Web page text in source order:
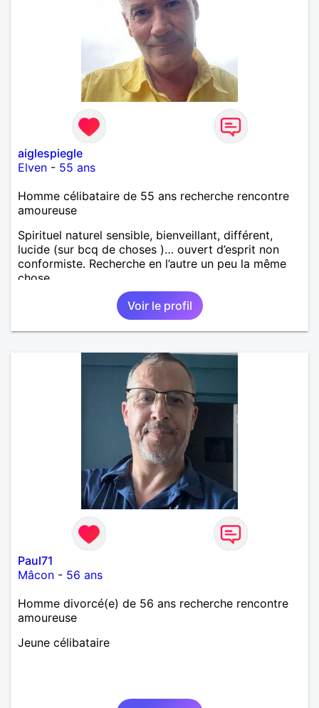
aiglespiegle
Elven - 55 ans
Homme célibataire de 55 ans recherche rencontre
amoureuse
Spirituel naturel sensible, bienveillant, différent,
lucide (sur bcq de choses )… ouvert d’esprit non
conformiste. Recherche en l’autre un peu la même
chose…
Voir le profil
Paul71
Mâcon - 56 ans
Homme divorcé(e) de 56 ans recherche rencontre
amoureuse
Jeune célibataire